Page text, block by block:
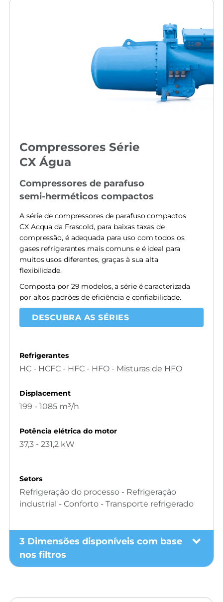
Compressores Série
CX Água
Compressores de parafuso
semi-herméticos compactos
A série de compressores de parafuso compactos
CX Acqua da Frascold, para baixas taxas de
compressão, é adequada para uso com todos os
gases refrigerantes mais comuns e é ideal para
muitos usos diferentes, graças à sua alta
flexibilidade.
Composta por 29 modelos, a série é caracterizada
por altos padrões de eficiência e confiabilidade.
DESCUBRA AS SÉRIES
Refrigerantes
HC - HCFC - HFC - HFO - Misturas de HFO
Displacement
199 - 1085 m³/h
Potência elétrica do motor
37,3 - 231,2 kW
Setors
Refrigeração do processo - Refrigeração
industrial - Conforto - Transporte refrigerado
3 Dimensões disponíveis com base
nos filtros